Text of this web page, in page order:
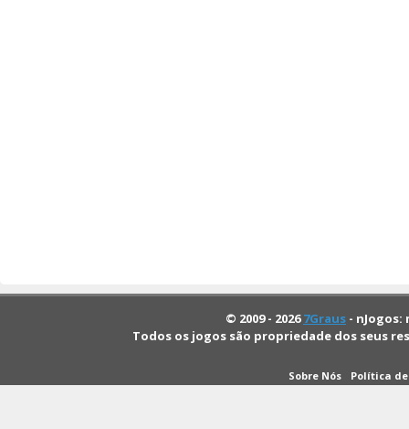
© 2009 - 20267Graus -
Todos os jogos são propriedade dos seus
Sobre Nós Política